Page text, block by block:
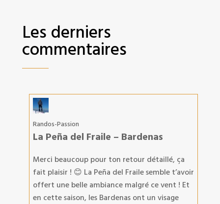
Les derniers
commentaires
Randos-Passion
La Peña del Fraile – Bardenas
Merci beaucoup pour ton retour détaillé, ça
fait plaisir ! 😊 La Peña del Fraile semble t’avoir
offert une belle ambiance malgré ce vent ! Et
en cette saison, les Bardenas ont un visage